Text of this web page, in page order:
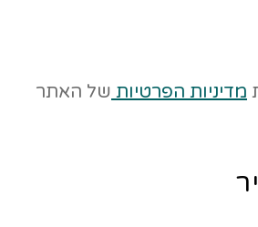
מדיניות הפרטיות של האתר